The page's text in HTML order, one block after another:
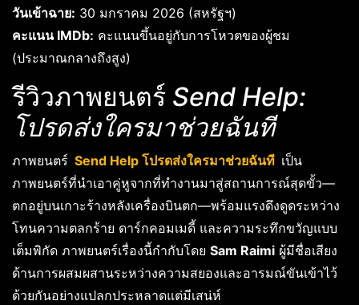
วันเข้าฉาย: 30 มกราคม 2026 (สหรัฐฯ)
คะแนน IMDb: คะแนนขึ้นอยู่กับการโหวตของผู้ชม
(ประมาณกลางถึงสูง)
รีวิวภาพยนตร์ Send Help:
โปรดส่งใครมาช่วยฉันที
ภาพยนตร์ Send Help โปรดส่งใครมาช่วยฉันที เป็น
ภาพยนตร์ที่นำเอาคู่หูจากที่ทำงานมาสู่สถานการณ์สุดขั้ว—
ตกอยู่บนเกาะร้างหลังเครื่องบินตก—พร้อมแรงดึงดูดระหว่าง
โทนความตลกร้าย ดาร์กคอมเมดี้ และความระทึกขวัญแบบ
เต็มพิกัด ภาพยนตร์เรื่องนี้กำกับโดย Sam Raimi ผู้มีชื่อเสียง
ด้านการผสมผสานระหว่างความสยองและอารมณ์ขันเข้าไว้
ด้วยกันอย่างแปลกประหลาดแต่มีเสน่ห์